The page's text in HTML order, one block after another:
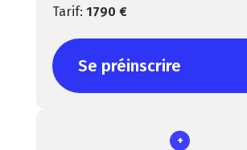
1790 €
Se préinscrire
+